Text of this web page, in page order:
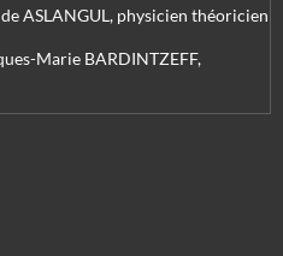
ASLANGUL, physicien théoricien
Marie BARDINTZEFF,